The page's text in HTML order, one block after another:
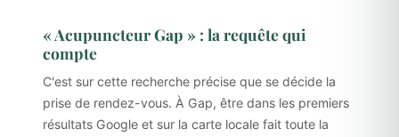
« Acupuncteur Gap » : la requête qui
compte
C'est sur cette recherche précise que se décide la
prise de rendez-vous. À Gap, être dans les premiers
résultats Google et sur la carte locale fait toute la